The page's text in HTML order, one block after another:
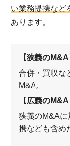
い業務提携など
あります。
【狭義のM&A
合併・買収な
M&A。
【広義のM&A
狭義のM&Aに
携なども含め